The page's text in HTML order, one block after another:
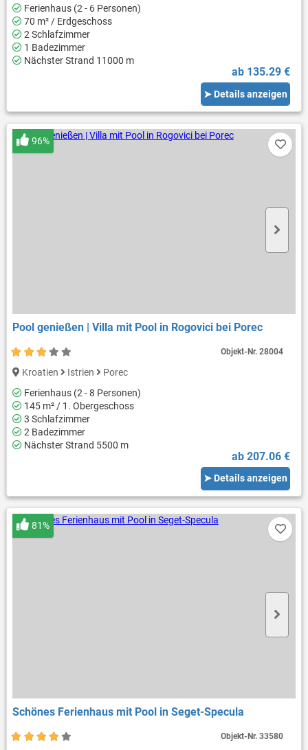
Ferienhaus (2 - 6 Personen)
70 m² / Erdgeschoss
2 Schlafzimmer
1 Badezimmer
Nächster Strand 11000 m
ab 135.29 €
➤ Details anzeigen
Pool genießen | Villa mit Pool in Rogovici bei Porec
96%
Kroatien Istrien
Porec
Ferienhaus (2 - 8 Personen)
145 m² / 1. Obergeschoss
3 Schlafzimmer
2 Badezimmer
Nächster Strand 5500 m
ab 207.06 €
➤ Details anzeigen
Objekt-Nr.28004
Schönes Ferienhaus mit Pool in Seget-Specula
81%
Objekt-Nr.33580